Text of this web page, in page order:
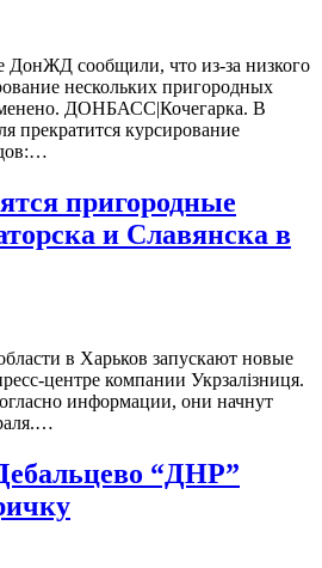
ДонЖД сообщили, что из-за низкого
нескольких пригородных
ДОНБАСС|Кочегарка. В
прекратится курсирование
пригородные
и Славянска в
в Харьков запускают новые
центре компании Укрзалізниця.
информации, они начнут
“ДНР”